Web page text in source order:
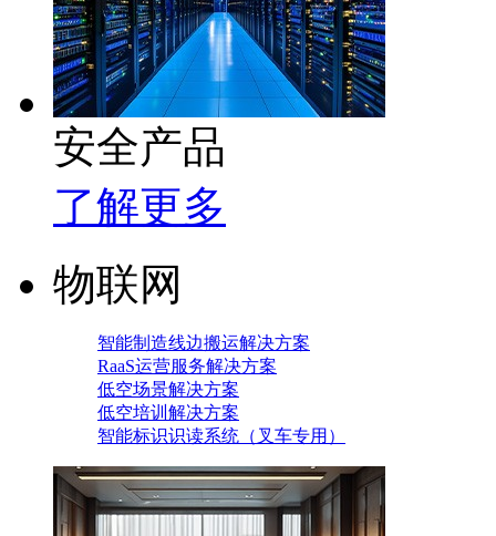
安全产品
了解更多
物联网
智能制造线边搬运解决方案
RaaS运营服务解决方案
低空场景解决方案
低空培训解决方案
智能标识识读系统（叉车专用）